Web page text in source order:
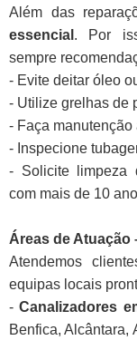
Além das
essencial . Por
sempre
- Evite deitar óleo
- Utilize grelhas de
- Faça
- Inspecione
- Solicite limpeza
com mais de 10
Áreas de Atuação
Atendemos
equipas locais
-Canalizadores
Benfica, Alcântara,